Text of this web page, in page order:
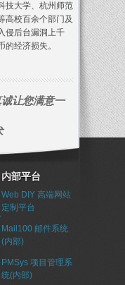
技大学、杭州师范
高校百余个部门及
侵后台漏洞上千
经济损失。
让您满意一
内部平台
Web DIY 高端网站
定制平台
Mail100 邮件系统
(内部)
PMSys 项目管理系
统(内部)